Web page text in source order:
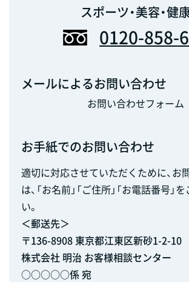
スポーツ・美容・健
0120-858-
メールによるお問い合わせ
お問い合わせフォーム
お手紙でのお問い合わせ
適切に対応させていただくために、お
は、「お名前」「ご住所」「お電話番号」
い。
＜郵送先＞
〒136-8908 東京都江東区新砂1-2-10
株式会社 明治 お客様相談センター
○○○○○係 宛